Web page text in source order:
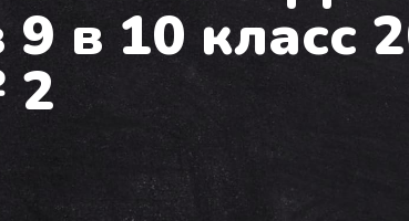
в 10 класс
2